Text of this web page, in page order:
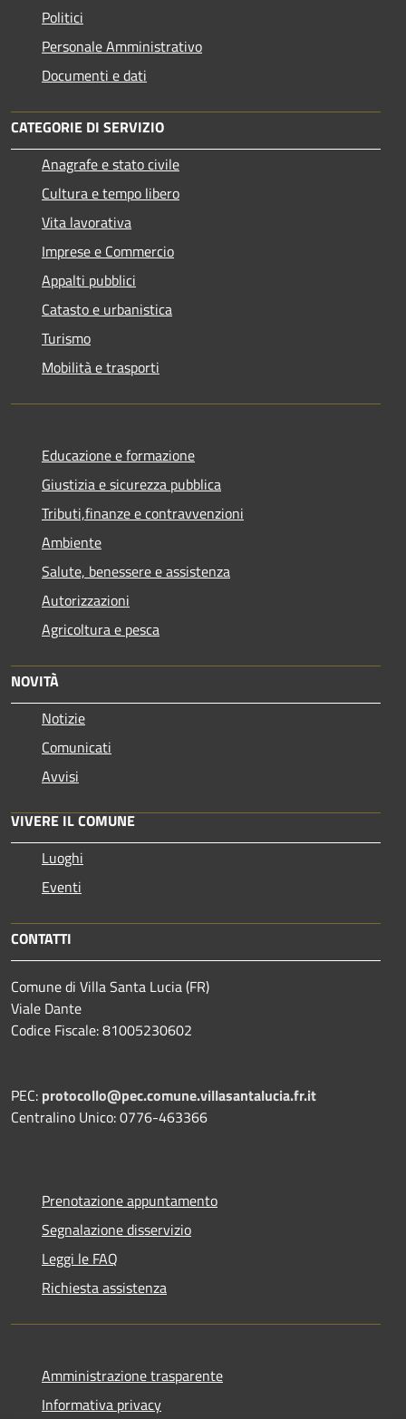
Politici
Personale Amministrativo
Documenti e dati
CATEGORIE DI SERVIZIO
Anagrafe e stato civile
Cultura e tempo libero
Vita lavorativa
Imprese e Commercio
Appalti pubblici
Catasto e urbanistica
Turismo
Mobilità e trasporti
Educazione e formazione
Giustizia e sicurezza pubblica
Tributi,finanze e contravvenzioni
Ambiente
Salute, benessere e assistenza
Autorizzazioni
Agricoltura e pesca
NOVITÀ
Notizie
Comunicati
Avvisi
VIVERE IL COMUNE
Luoghi
Eventi
CONTATTI
Comune di Villa Santa Lucia (FR)
Viale Dante
Codice Fiscale: 81005230602
PEC: protocollo@pec.comune.villasantalucia.fr.it
Centralino Unico: 0776-463366
Prenotazione appuntamento
Segnalazione disservizio
Leggi le FAQ
Richiesta assistenza
Amministrazione trasparente
Informativa privacy